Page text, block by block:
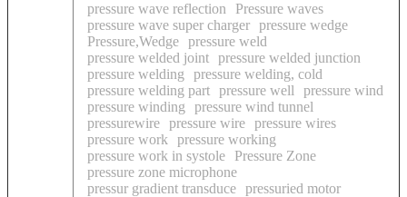
pressure wave reflection
Pressure waves
pressure wave super charger pressure wedge
Pressure,Wedge pressure weld
pressure welded joint pressure welded junction
pressure welding
pressure welding, cold
pressure welding part pressure well
pressure wind
pressure winding
pressure wind tunnel
pressurewire pressure wire pressure wires
pressure work
pressure working
pressure work in systole
Pressure Zone
pressure zone microphone
pressur gradient transduce pressuried motor